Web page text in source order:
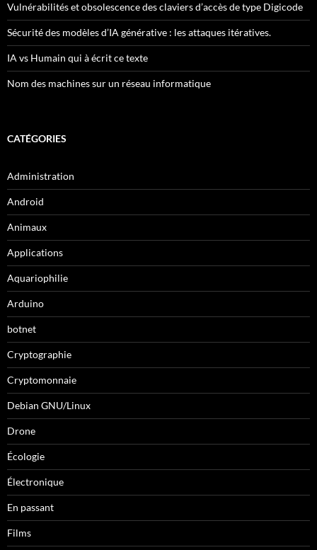
Vulnérabilités et obsolescence des claviers d’accès de type Digicode
Sécurité des modèles d’IA générative : les attaques itératives.
IA vs Humain qui à écrit ce texte
Nom des machines sur un réseau informatique
CATÉGORIES
Administration
Android
Animaux
Applications
Aquariophilie
Arduino
botnet
Cryptographie
Cryptomonnaie
Debian GNU/Linux
Drone
Écologie
Électronique
En passant
Films